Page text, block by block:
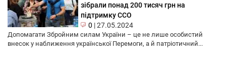
зібрали понад 200 тисяч грн на
підтримку ССО
0 |27.05.2024
Допомагати Збройним силам України – це не лише особистий
внесок у наближення української Перемоги, а й патріотичний...